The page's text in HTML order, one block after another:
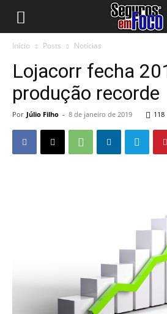
Início Posts Notícias
Lojacorr fecha
produção recorde
Por Júlio Filho - 8 de janeiro de 2019 118